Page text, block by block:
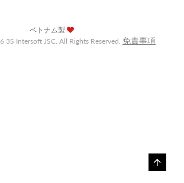
ベトナム製
Intersoft JSC. All Rights Reserved. 免責事項